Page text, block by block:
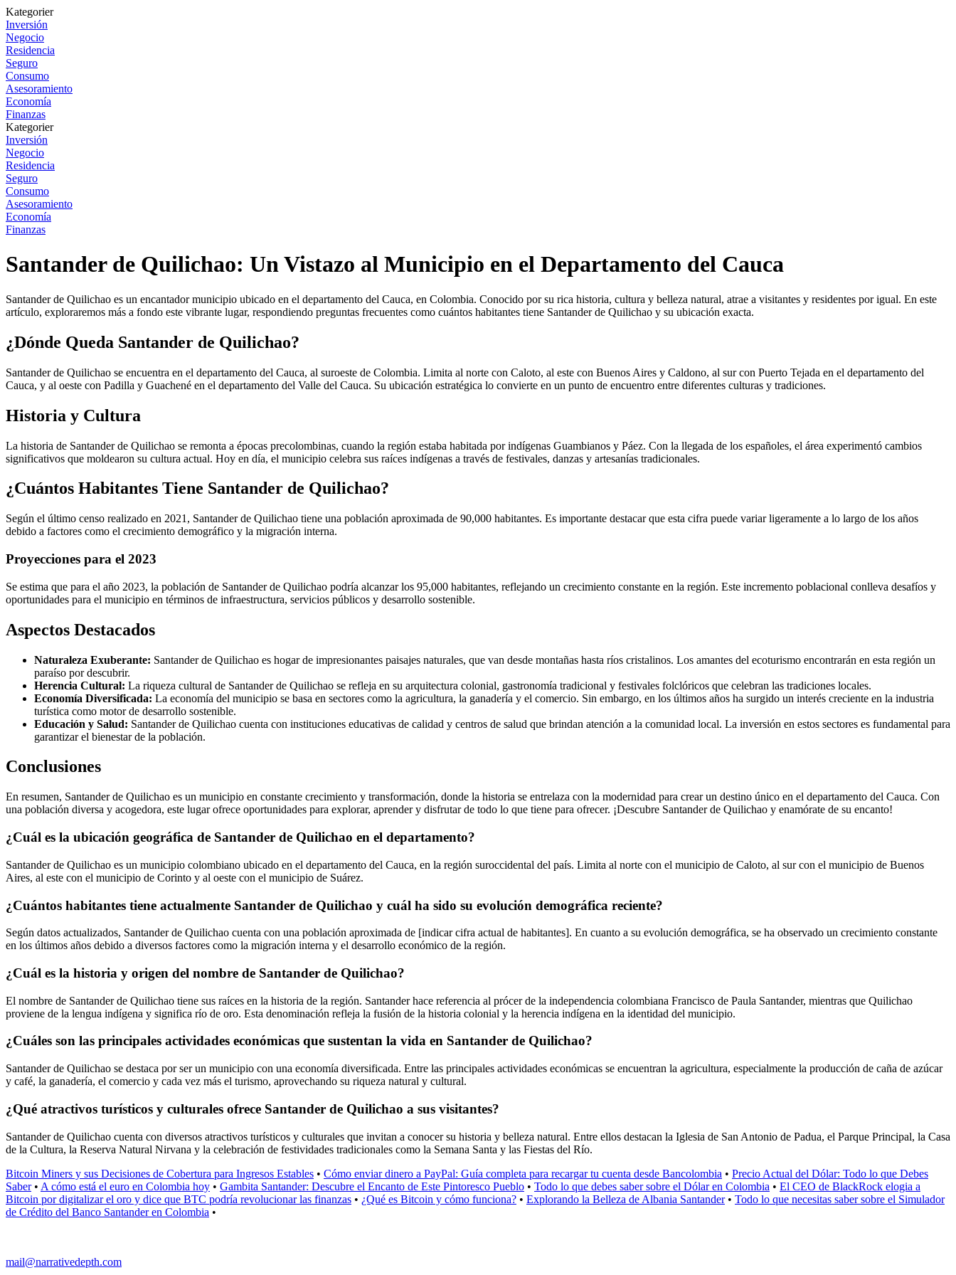
Kategorier
Inversión
Negocio
Residencia
Seguro
Consumo
Asesoramiento
Economía
Finanzas
Kategorier
Inversión
Negocio
Residencia
Seguro
Consumo
Asesoramiento
Economía
Finanzas
Santander de Quilichao: Un Vistazo al Municipio en el Departamento del Cauca
Santander de Quilichao es un encantador municipio ubicado en el departamento del Cauca, en Colombia. Conocido por su rica historia, cultura y belleza natural, atrae a visitantes y residentes por igual. En este
artículo, exploraremos más a fondo este vibrante lugar, respondiendo preguntas frecuentes como cuántos habitantes tiene Santander de Quilichao y su ubicación exacta.
¿Dónde Queda Santander de Quilichao?
Santander de Quilichao se encuentra en el departamento del Cauca, al suroeste de Colombia. Limita al norte con Caloto, al este con Buenos Aires y Caldono, al sur con Puerto Tejada en el departamento del
Cauca, y al oeste con Padilla y Guachené en el departamento del Valle del Cauca. Su ubicación estratégica lo convierte en un punto de encuentro entre diferentes culturas y tradiciones.
Historia y Cultura
La historia de Santander de Quilichao se remonta a épocas precolombinas, cuando la región estaba habitada por indígenas Guambianos y Páez. Con la llegada de los españoles, el área experimentó cambios
significativos que moldearon su cultura actual. Hoy en día, el municipio celebra sus raíces indígenas a través de festivales, danzas y artesanías tradicionales.
¿Cuántos Habitantes Tiene Santander de Quilichao?
Según el último censo realizado en 2021, Santander de Quilichao tiene una población aproximada de 90,000 habitantes. Es importante destacar que esta cifra puede variar ligeramente a lo largo de los años
debido a factores como el crecimiento demográfico y la migración interna.
Proyecciones para el 2023
Se estima que para el año 2023, la población de Santander de Quilichao podría alcanzar los 95,000 habitantes, reflejando un crecimiento constante en la región. Este incremento poblacional conlleva desafíos y
oportunidades para el municipio en términos de infraestructura, servicios públicos y desarrollo sostenible.
Aspectos Destacados
Naturaleza Exuberante: Santander de Quilichao es hogar de impresionantes paisajes naturales, que van desde montañas hasta ríos cristalinos. Los amantes del ecoturismo encontrarán en esta región un
paraíso por descubrir.
Herencia Cultural: La riqueza cultural de Santander de Quilichao se refleja en su arquitectura colonial, gastronomía tradicional y festivales folclóricos que celebran las tradiciones locales.
Economía Diversificada: La economía del municipio se basa en sectores como la agricultura, la ganadería y el comercio. Sin embargo, en los últimos años ha surgido un interés creciente en la industria
turística como motor de desarrollo sostenible.
Educación y Salud: Santander de Quilichao cuenta con instituciones educativas de calidad y centros de salud que brindan atención a la comunidad local. La inversión en estos sectores es fundamental para
garantizar el bienestar de la población.
Conclusiones
En resumen, Santander de Quilichao es un municipio en constante crecimiento y transformación, donde la historia se entrelaza con la modernidad para crear un destino único en el departamento del Cauca. Con
una población diversa y acogedora, este lugar ofrece oportunidades para explorar, aprender y disfrutar de todo lo que tiene para ofrecer. ¡Descubre Santander de Quilichao y enamórate de su encanto!
¿Cuál es la ubicación geográfica de Santander de Quilichao en el departamento?
Santander de Quilichao es un municipio colombiano ubicado en el departamento del Cauca, en la región suroccidental del país. Limita al norte con el municipio de Caloto, al sur con el municipio de Buenos
Aires, al este con el municipio de Corinto y al oeste con el municipio de Suárez.
¿Cuántos habitantes tiene actualmente Santander de Quilichao y cuál ha sido su evolución demográfica reciente?
Según datos actualizados, Santander de Quilichao cuenta con una población aproximada de [indicar cifra actual de habitantes]. En cuanto a su evolución demográfica, se ha observado un crecimiento constante
en los últimos años debido a diversos factores como la migración interna y el desarrollo económico de la región.
¿Cuál es la historia y origen del nombre de Santander de Quilichao?
El nombre de Santander de Quilichao tiene sus raíces en la historia de la región. Santander hace referencia al prócer de la independencia colombiana Francisco de Paula Santander, mientras que Quilichao
proviene de la lengua indígena y significa río de oro. Esta denominación refleja la fusión de la historia colonial y la herencia indígena en la identidad del municipio.
¿Cuáles son las principales actividades económicas que sustentan la vida en Santander de Quilichao?
Santander de Quilichao se destaca por ser un municipio con una economía diversificada. Entre las principales actividades económicas se encuentran la agricultura, especialmente la producción de caña de azúcar
y café, la ganadería, el comercio y cada vez más el turismo, aprovechando su riqueza natural y cultural.
¿Qué atractivos turísticos y culturales ofrece Santander de Quilichao a sus visitantes?
Santander de Quilichao cuenta con diversos atractivos turísticos y culturales que invitan a conocer su historia y belleza natural. Entre ellos destacan la Iglesia de San Antonio de Padua, el Parque Principal, la Casa
de la Cultura, la Reserva Natural Nirvana y la celebración de festividades tradicionales como la Semana Santa y las Fiestas del Río.
Bitcoin Miners y sus Decisiones de Cobertura para Ingresos Estables • Cómo enviar dinero a PayPal: Guía completa para recargar tu cuenta desde Bancolombia • Precio Actual del Dólar: Todo lo que Debes
Saber• A cómo está el euro en Colombia hoy • Gambita Santander: Descubre el Encanto de Este Pintoresco Pueblo • Todo lo que debes saber sobre el Dólar en Colombia • El CEO de BlackRock elogia a
Bitcoin por digitalizar el oro y dice que BTC podría revolucionar las finanzas • ¿Qué es Bitcoin y cómo funciona? • Explorando la Belleza de Albania Santander• Todo lo que necesitas saber sobre el Simulador
de Crédito del Banco Santander en Colombia •
mail@narrativedepth.com